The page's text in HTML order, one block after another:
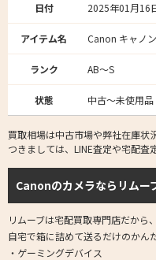
日付 2025年01月16
アイテム名 Canon キャノ
ランク AB～S
状態 中古～未使用品
買取相場は中古市場や弊社在庫状
つきましては、LINE査定や宅配査
Canonのカメラならリムー
リムーブは宅配買取専門店だから
自宅で箱に詰めて送るだけのかん
・ゲーミングデバイス